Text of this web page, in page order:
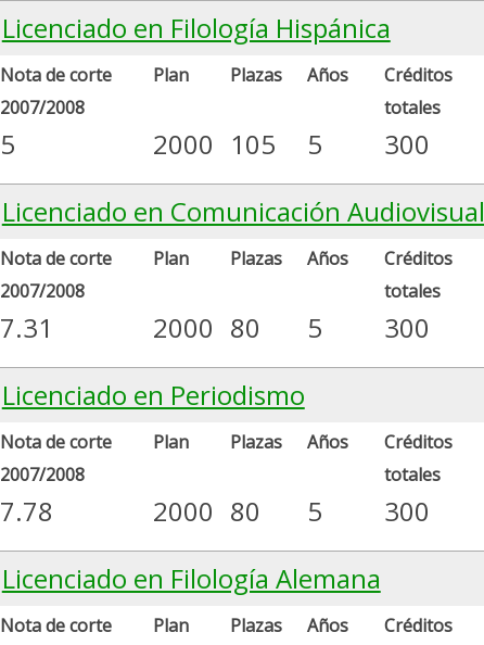
Licenciado en Filología Hispánica
Nota de corte
2007/2008
Plan Plazas Años
Créditos
totales
5 2000 105 5 300
Licenciado en Comunicación Audiovisual
Nota de corte
2007/2008
Plan Plazas Años
Créditos
totales
7.31 2000 80 5 300
Licenciado en Periodismo
Nota de corte
2007/2008
Plan Plazas Años
Créditos
totales
7.78 2000 80 5 300
Licenciado en Filología Alemana
Nota de corte
Plan Plazas Años
Créditos